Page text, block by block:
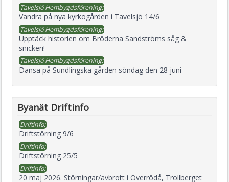
Tavelsjö Hembygdsförening:
Vandra på nya kyrkogården i Tavelsjö 14/6
Tavelsjö Hembygdsförening:
Upptäck historien om Bröderna Sandströms såg &
snickeri!
Tavelsjö Hembygdsförening:
Dansa på Sundlingska gården söndag den 28 juni
Byanät Driftinfo
Driftinfo:
Driftstörning 9/6
Driftinfo:
Driftstörning 25/5
Driftinfo:
20 maj 2026. Störningar/avbrott i Överrödå, Trollberget